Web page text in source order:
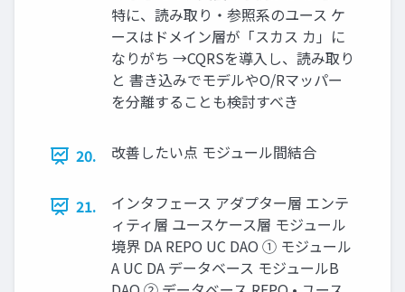
特に、読み取り・参照系のユース ケ
ースはドメイン層が「スカス カ」に
なりがち →CQRSを導入し、読み取り
と 書き込みでモデルやO/Rマッパー
を分離することも検討すべき
20. 改善したい点 モジュール間結合
21.
インタフェース アダプター層 エンテ
ィティ層 ユースケース層 モジュール
境界 DA REPO UC DAO ① モジュール
A UC DA データベース モジュールB